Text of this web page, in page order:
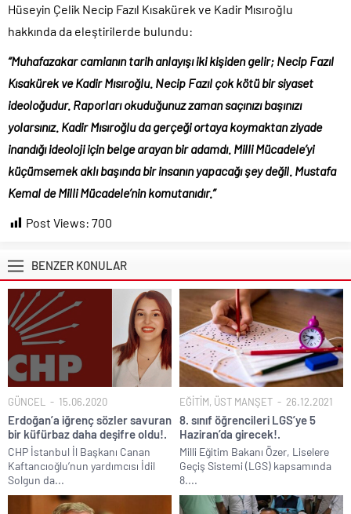
Hüseyin Çelik Necip Fazıl Kısakürek ve Kadir Mısıroğlu
hakkında da eleştirilerde bulundu:
“Muhafazakar camianın tarih anlayışı iki kişiden gelir; Necip Fazıl
Kısakürek ve Kadir Mısıroğlu. Necip Fazıl çok kötü bir siyaset
ideoloğudur. Raporları okuduğunuz zaman saçınızı başınızı
yolarsınız. Kadir Mısıroğlu da gerçeği ortaya koymaktan ziyade
inandığı ideoloji için belge arayan bir adamdı. Milli Mücadele’yi
küçümsemek aklı başında bir insanın yapacağı şey değil. Mustafa
Kemal de Milli Mücadele’nin komutanıdır.”
Post Views: 700
BENZER KONULAR
GÜNCEL 15.06.2020
Erdoğan’a iğrenç sözler savuran
bir küfürbaz daha deşifre oldu!.
CHP İstanbul İl Başkanı Canan
Kaftancıoğlu’nun yardımcısı İdil
Solgun da...
EĞİTİM, ÜST MANŞET 26.12.2021
8. sınıf öğrencileri LGS’ye 5
Haziran’da girecek!.
Milli Eğitim Bakanı Özer, Liselere
Geçiş Sistemi (LGS) kapsamında
8....